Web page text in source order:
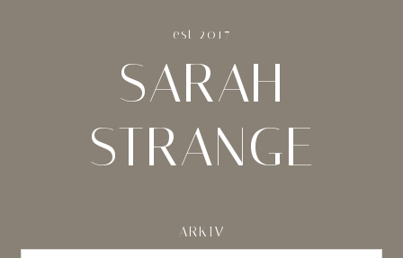
est 2017
SARAH
STRANGE
ARKIV